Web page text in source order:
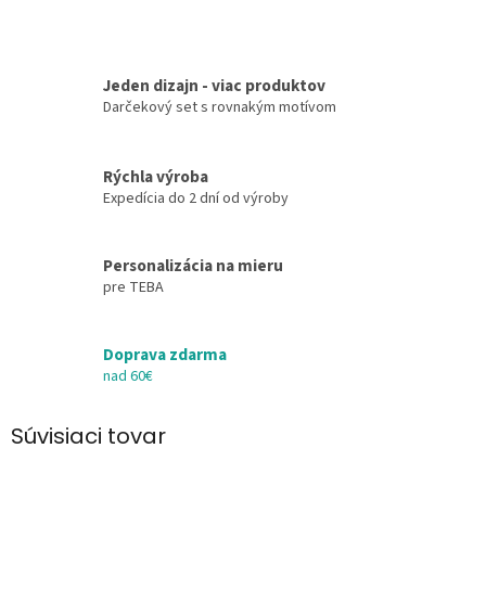
Jeden dizajn - viac produktov
Darčekový set s rovnakým motívom
Rýchla výroba
Expedícia do 2 dní od výroby
Personalizácia na mieru
pre TEBA
Doprava zdarma
nad 60€
Súvisiaci tovar